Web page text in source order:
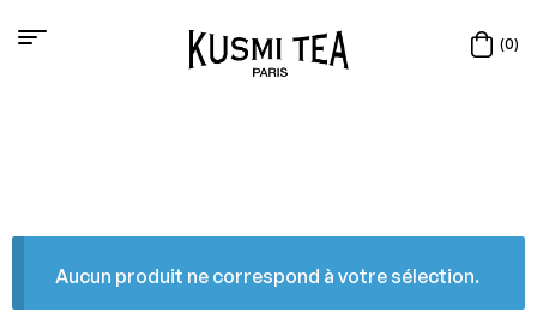
(0)
Aucun produit ne correspond à votre sélection.